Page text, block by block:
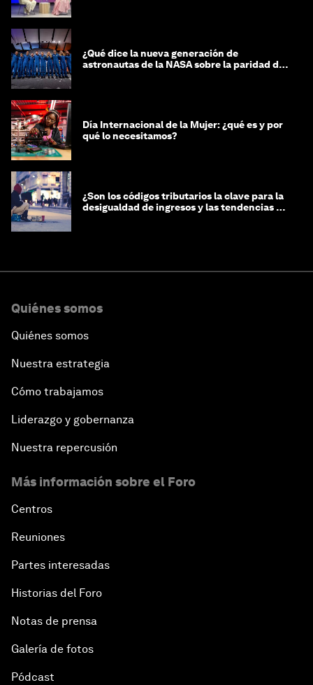
¿Qué dice la nueva generación de
astronautas de la NASA sobre la paridad de
Día Internacional de la Mujer: ¿qué es y por
qué lo necesitamos?
¿Son los códigos tributarios la clave para la
desigualdad de ingresos y las tendencias de
Quiénes somos
Quiénes somos
Nuestra estrategia
Cómo trabajamos
Liderazgo y gobernanza
Nuestra repercusión
Más información sobre el Foro
Centros
Reuniones
Partes interesadas
Historias del Foro
Notas de prensa
Galería de fotos
Pódcast